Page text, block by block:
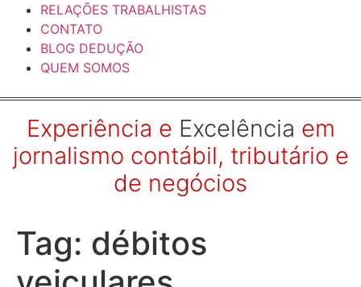
RELAÇÕES TRABALHISTAS
CONTATO
BLOG DEDUÇÃO
QUEM SOMOS
Experiência e Excelência em
jornalismo contábil, tributário e
de negócios
Tag: débitos